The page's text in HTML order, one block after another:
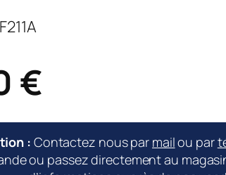
€
: Contactez nous par mailou par
ou passez directement au